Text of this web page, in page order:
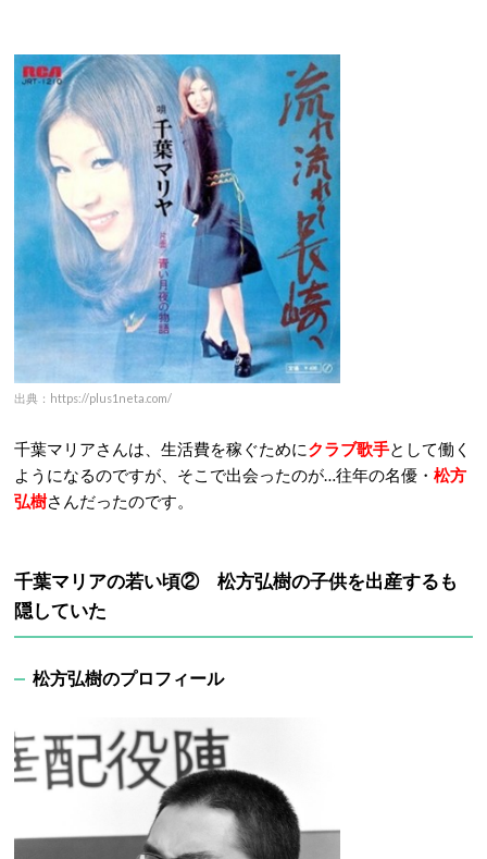
出典：https://plus1neta.com/
千葉マリアさんは、生活費を稼ぐためにクラブ歌手として働く
ようになるのですが、そこで出会ったのが…往年の名優・ 松方
弘樹さんだったのです。
千葉マリアの若い頃② 松方弘樹の子供を出産するも
隠していた
松方弘樹のプロフィール